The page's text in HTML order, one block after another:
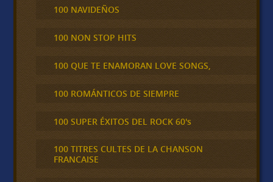
100 NAVIDEÑOS
100 NON STOP HITS
100 QUE TE ENAMORAN LOVE SONGS,
100 ROMÁNTICOS DE SIEMPRE
100 SUPER ÉXITOS DEL ROCK 60's
100 TITRES CULTES DE LA CHANSON
FRANCAISE